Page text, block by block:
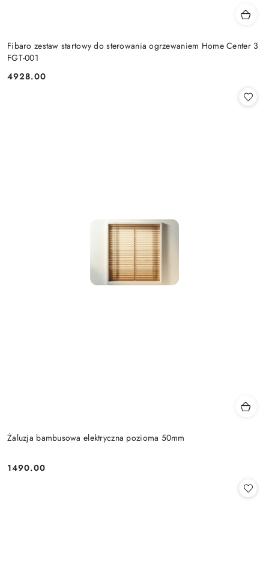
Fibaro zestaw startowy do sterowania ogrzewaniem Home Center 3
FGT-001
Cena:
4928.00
Żaluzja bambusowa elektryczna pozioma 50mm
Cena:
1490.00